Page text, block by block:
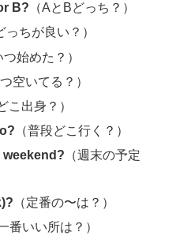
B? （AとBどっち？）
っちが良い？）
つ始めた？）
つ空いてる？）
こ出身？）
（普段どこ行く？）
weekend? （週末の予定
（定番の〜は？）
一番いい所は？）